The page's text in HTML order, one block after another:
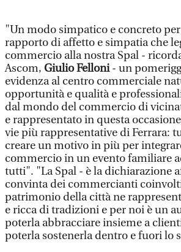
"Un modo simpatico e concreto
rapporto di affetto e simpatia che
commercio alla nostra Spal -
Ascom, Giulio Felloni- un
evidenza al centro commerciale
opportunità e qualità e
dal mondo del commercio di
e rappresentato in questa
vie più rappresentative di Ferrara:
creare un motivo in più per
commercio in un evento familiare
tutti". "La Spal - è la dichiarazione
convinta dei commercianti
patrimonio della città ne
e ricca di tradizioni e per noi è un
poterla abbracciare insieme a
poterla sostenerla dentro e fuori lo